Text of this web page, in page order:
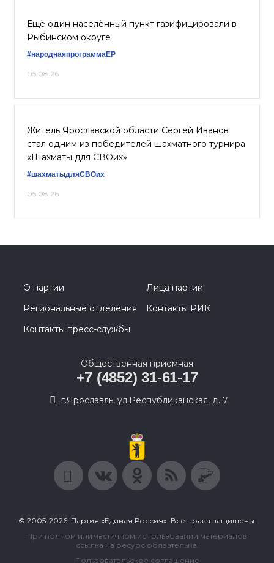
Ещё один населённый пункт газифицировали в
Рыбинском округе
#народнаяпрограммаЕР
05.08.26
Житель Ярославской области Сергей Иванов
стал одним из победителей шахматного турнира
«Шахматы для СВОих»
#шахматыдляСВОих
05.08.26
О партии
Лица партии
Региональные отделения
Контакты РИК
Контакты пресс-службы
Общественная приемная
+7 (4852) 31-61-17
г.Ярославль, ул.Республиканская, д. 7
© 2005-2026, Партия «Единая Россия». Все права защищены.
При полном или частичном использовании материалов
ссылка на ресурс обязательна.
Пользовательское соглашение